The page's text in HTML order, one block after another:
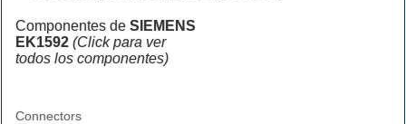
Componentes de SIEMENS
EK1592 (Click para ver
todos los componentes)
Connectors